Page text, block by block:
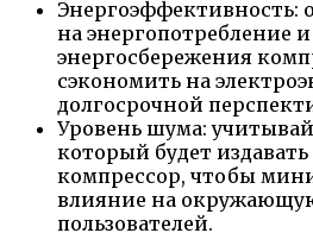
Энергоэффективность:
на энергопотребление и
энергосбережения
сэкономить на
долгосрочной
Уровень шума:
который будет
компрессор, чтобы
влияние на
пользователей.